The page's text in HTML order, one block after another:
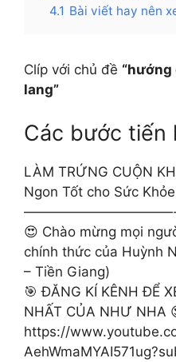
4.1 Bài viết hay nên
Clíp với chủ đề “hướng
lang”
Các bước tiến
LÀM TRỨNG CUỘN
Ngon Tốt cho Sức
😍 Chào mừng mọi
chính thức của Huỳnh
– Tiền Giang)
🎯 ĐĂNG KÍ KÊNH ĐỂ
NHẤT CỦA NHƯ NHA
https://